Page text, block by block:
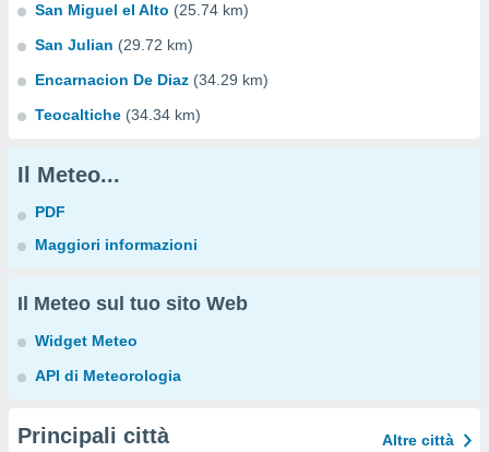
San Miguel el Alto (25.74 km)
San Julian (29.72 km)
Encarnacion De Diaz (34.29 km)
Teocaltiche (34.34 km)
Il Meteo...
PDF
Maggiori informazioni
Il Meteo sul tuo sito Web
Widget Meteo
API di Meteorologia
Principali città Altre città